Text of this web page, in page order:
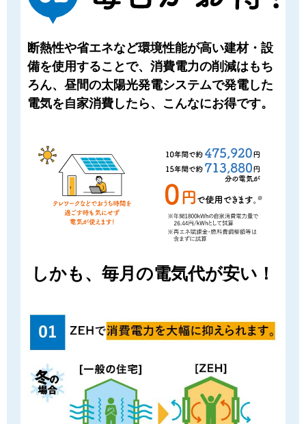
断熱性や省エネなど環境性能が⾼い建材・設
備を使⽤することで、消費電⼒の削減はもち
ろん、昼間の太陽光発電システムで発電した
電気を⾃家消費したら、こんなにお得です。
しかも、毎⽉の電気代が安い！